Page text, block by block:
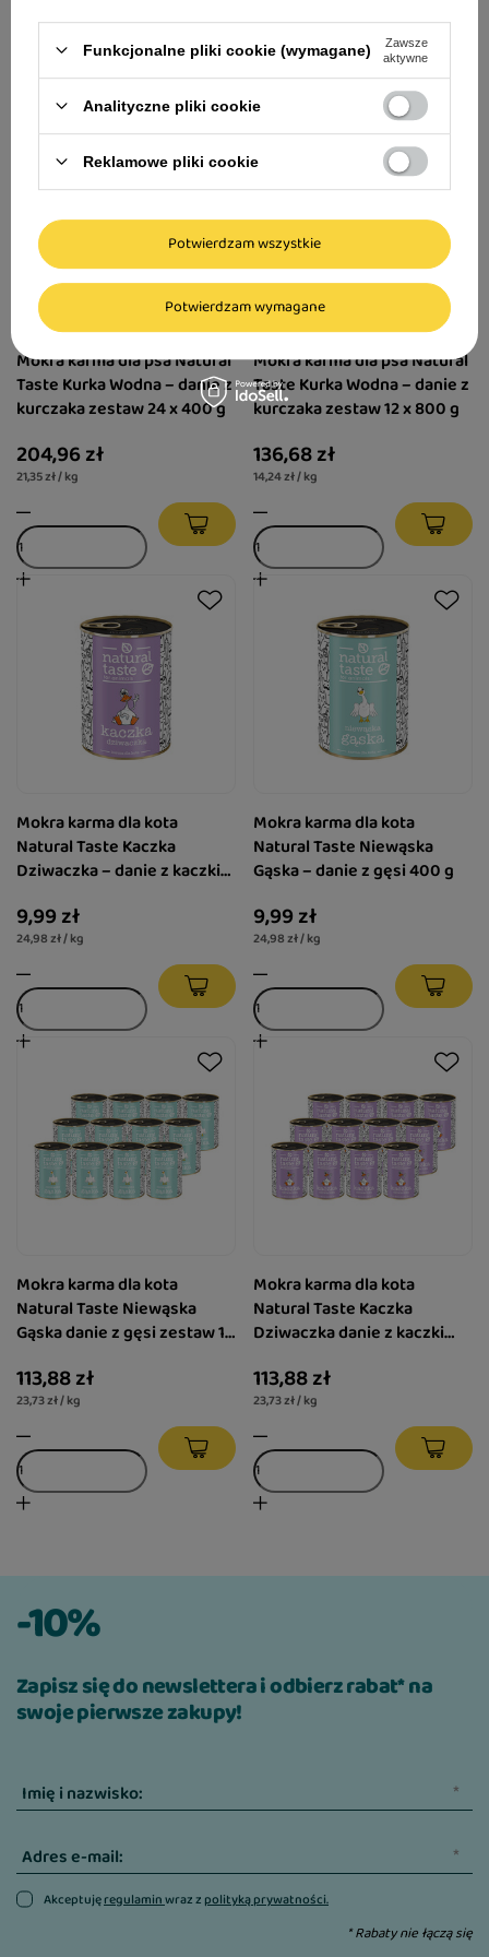
Mokra karma dla psa Natural
Taste Kurka Wodna – danie z
kurczaka zestaw 24 x 400 g
204,96 zł
21,35 zł / kg
Mokra karma dla psa Natural
Taste Kurka Wodna – danie z
kurczaka zestaw 12 x 800 g
136,68 zł
14,24 zł / kg
Mokra karma dla kota
Natural Taste Kaczka
Dziwaczka – danie z kaczki
9,99 zł
24,98 zł / kg
Mokra karma dla kota
Natural Taste Niewąska
Gąska – danie z gęsi 400 g
9,99 zł
24,98 zł / kg
Mokra karma dla kota
Natural Taste Niewąska
Gąska danie z gęsi zestaw 12
113,88 zł
23,73 zł / kg
Mokra karma dla kota
Natural Taste Kaczka
Dziwaczka danie z kaczki
113,88 zł
23,73 zł / kg
-10%
Zapisz się do newslettera i odbierz rabat* na
swoje pierwsze zakupy!
Imię i nazwisko:
Adres e-mail:
Akceptujęregulaminwraz zpolityką prywatności.
* Rabaty nie łączą się
Funkcjonalne pliki cookie (wymagane)
Zawsze
aktywne
Analityczne pliki cookie
Reklamowe pliki cookie
Potwierdzam wymagane
Potwierdzam wszystkie